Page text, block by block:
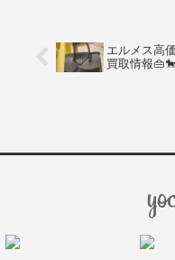
エルメス高価
買取情報👜🐎